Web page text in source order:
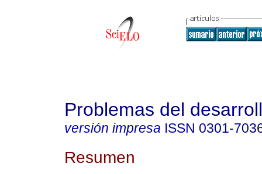
Problemas del
versión impresa ISSN 0301-
Resumen